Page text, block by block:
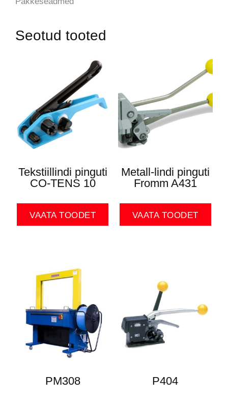
Seotud tooted
Tekstiillindi pinguti
CO-TENS 10
VAATA TOODET
Metall-lindi pinguti
Fromm A431
VAATA TOODET
PM308 P404